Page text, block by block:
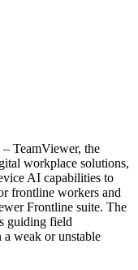
– TeamViewer, the
workplace solutions,
AI capabilities to
frontline workers and
Frontline suite. The
guiding field
a weak or unstable